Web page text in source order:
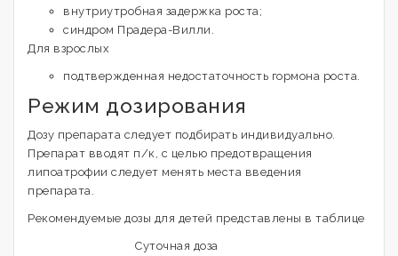
внутриутробная задержка роста;
синдром Прадера-Вилли.
Для взрослых
подтвержденная недостаточность гормона роста.
Режим дозирования
Дозу препарата следует подбирать индивидуально.
Препарат вводят п/к, с целью предотвращения
липоатрофии следует менять места введения
препарата.
Рекомендуемые дозы для детей представлены в таблице
Суточная доза